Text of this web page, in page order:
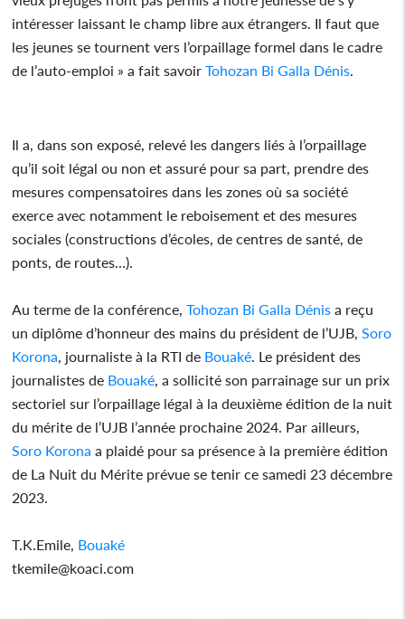
intéresser laissant le champ libre aux étrangers. Il faut que
les jeunes se tournent vers l’orpaillage formel dans le cadre
de l’auto-emploi » a fait savoir Tohozan Bi Galla Dénis
Il a, dans son exposé, relevé les dangers liés à l’orpaillage
qu’il soit légal ou non et assuré pour sa part, prendre des
mesures compensatoires dans les zones où sa société
exerce avec notamment le reboisement et des mesures
sociales (constructions d’écoles, de centres de santé, de
ponts, de routes…).
Au terme de la conférence, Tohozan Bi Galla Dénis a reçu
un diplôme d’honneur des mains du président de l’UJB, Soro
Korona , journaliste à la RTI de Bouaké . Le président des
journalistes de Bouaké , a sollicité son parrainage sur un prix
sectoriel sur l’orpaillage légal à la deuxième édition de la nuit
du mérite de l’UJB l’année prochaine 2024. Par ailleurs,
Soro Korona a plaidé pour sa présence à la première édition
de La Nuit du Mérite prévue se tenir ce samedi 23 décembre
2023.
T.K.Emile, Bouaké
tkemile@koaci.com